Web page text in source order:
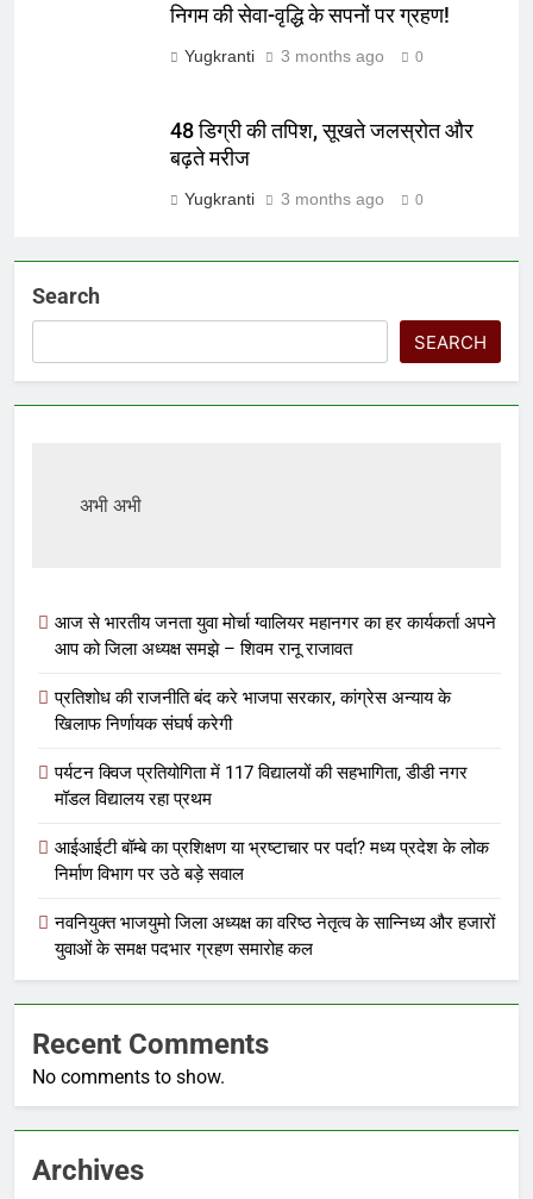
निगम की सेवा-वृद्धि के सपनों पर ग्रहण!
Yugkranti 3 months ago 0
48 डिग्री की तपिश, सूखते जलस्रोत और
बढ़ते मरीज
Yugkranti 3 months ago 0
Search
SEARCH
अभी अभी
आज से भारतीय जनता युवा मोर्चा ग्वालियर महानगर का हर कार्यकर्ता अपने
आप को जिला अध्यक्ष समझे – शिवम रानू राजावत
प्रतिशोध की राजनीति बंद करे भाजपा सरकार, कांग्रेस अन्याय के
खिलाफ निर्णायक संघर्ष करेगी
पर्यटन क्विज प्रतियोगिता में 117 विद्यालयों की सहभागिता, डीडी नगर
मॉडल विद्यालय रहा प्रथम
आईआईटी बॉम्बे का प्रशिक्षण या भ्रष्टाचार पर पर्दा? मध्य प्रदेश के लोक
निर्माण विभाग पर उठे बड़े सवाल
नवनियुक्त भाजयुमो जिला अध्यक्ष का वरिष्ठ नेतृत्व के सान्निध्य और हजारों
युवाओं के समक्ष पदभार ग्रहण समारोह कल
Recent Comments
No comments to show.
Archives